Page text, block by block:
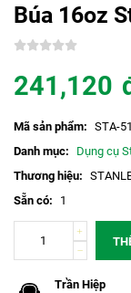
Búa 16oz
241,120
Mã sản phẩm: STA-
Danh mục:
Dụng cụ
Thương hiệu:
Sẵn có:
1
Trần Hiệp